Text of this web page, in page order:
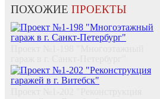
ПОХОЖИЕ ПРОЕКТЫ